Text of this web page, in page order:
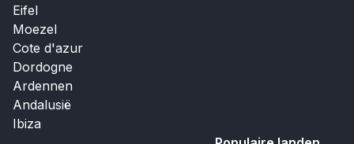
Eifel
Moezel
Cote d'azur
Dordogne
Ardennen
Andalusië
Ibiza